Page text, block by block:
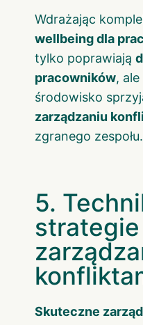
Wdrażając
wellbeing dla
tylko poprawiają
pracowników,
środowisko
zarządzaniu
zgranego zespołu.
5.
strategie
Skuteczne